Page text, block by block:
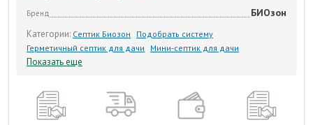
Бренд БИОзон
Категории: Септик Биозон
Подобрать систему
Герметичный септик для дачи
Мини-септик для дачи
Показать еще